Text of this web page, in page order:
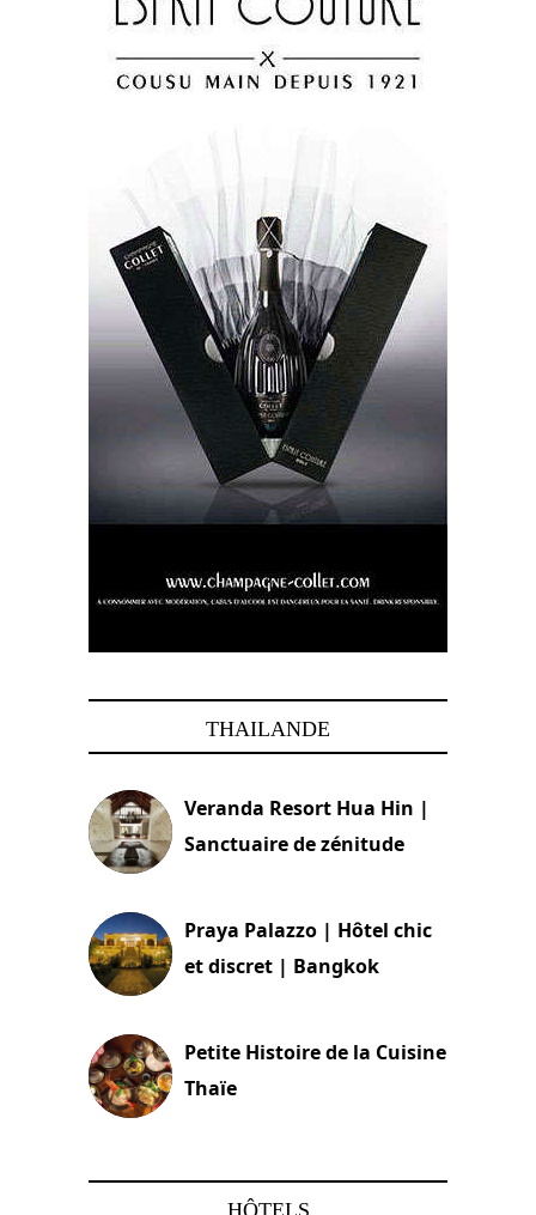
THAILANDE
Veranda Resort Hua Hin |
Sanctuaire de zénitude
Praya Palazzo | Hôtel chic
et discret | Bangkok
Petite Histoire de la Cuisine
Thaïe